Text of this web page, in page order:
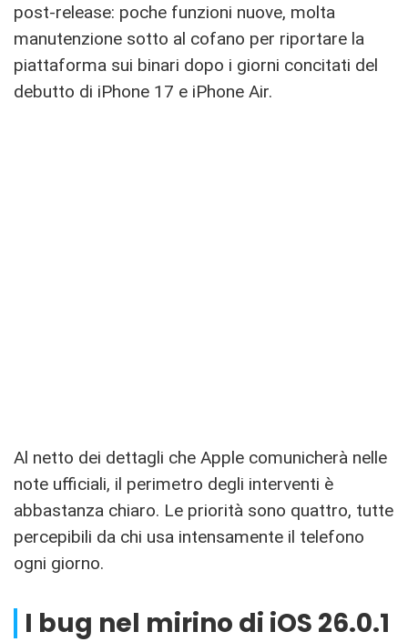
post-release: poche funzioni nuove, molta
manutenzione sotto al cofano per riportare la
piattaforma sui binari dopo i giorni concitati del
debutto di iPhone 17 e iPhone Air.
Al netto dei dettagli che Apple comunicherà nelle
note ufficiali, il perimetro degli interventi è
abbastanza chiaro. Le priorità sono quattro, tutte
percepibili da chi usa intensamente il telefono
ogni giorno.
I bug nel mirino di iOS 26.0.1